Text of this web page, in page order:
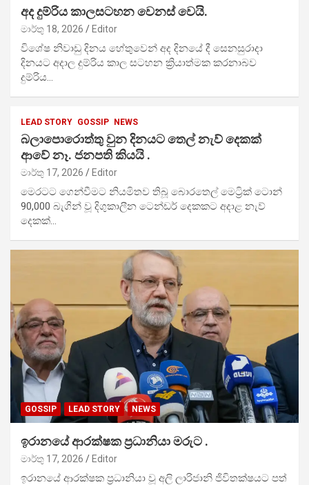
අද දුම්රිය කාලසටහන වෙනස් වෙයි.
මාර්තු 18, 2026 Editor
විශේෂ නිවාඩු දිනය හේතුවෙන් අද දිනයේ දී සෙනසුරාදා
දිනයට අදාල දුම්රිය කාල සටහන ක්‍රියාත්මක කරනාබව
දුම්රිය…
LEAD STORY GOSSIP NEWS
බලාපොරොත්තු වුන දිනයට තෙල් නැව් දෙකක්
ආවේ නෑ. ජනපති කියයි .
මාර්තු 17, 2026 Editor
මෙරටට ගෙන්වීමට නියමිතව තිබූ බොරතෙල් මෙට්‍රික් ටොන්
90,000 බැගින් වූ දිගුකාලීන ටෙන්ඩර් දෙකකට අදාළ නැව්
දෙකක්…
GOSSIP LEAD STORY NEWS
ඉරානයේ ආරක්ෂක ප්‍රධානියා මරුට .
මාර්තු 17, 2026 Editor
ඉරානයේ ආරක්ෂක ප්‍රධානියා වූ අලි ලාරිජානි ජිවිතක්ෂයට පත්